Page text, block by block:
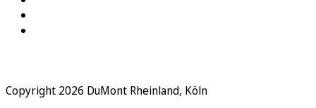
Copyright 2026 DuMont Rheinland, Köln